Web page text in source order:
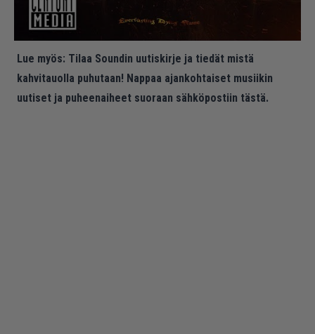
Lue myös: Tilaa Soundin uutiskirje ja tiedät mistä
kahvitauolla puhutaan! Nappaa ajankohtaiset musiikin
uutiset ja puheenaiheet suoraan sähköpostiin tästä.